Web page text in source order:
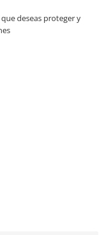
deseas proteger y